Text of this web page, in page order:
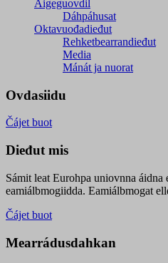
Áigeguovdil
Dáhpáhusat
Oktavuođadieđut
Rehketbearrandieđut
Media
Mánát ja nuorat
Ovdasiidu
Čájet buot
Dieđut mis
Sámit leat Eurohpa uniovnna
eamiálbmogiidda. Eamiálbmogat
Čájet buot
Mearrádusdahkan